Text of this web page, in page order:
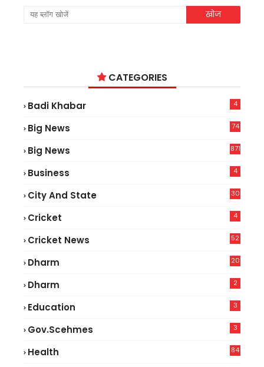
CATEGORIES
Badi Khabar 4
Big News
74
Big News 871
Business 4
City And State 30
Cricket 4
Cricket News
52
Dharm 20
Dharm 2
Education 3
Gov.scehmes 3
Health
84